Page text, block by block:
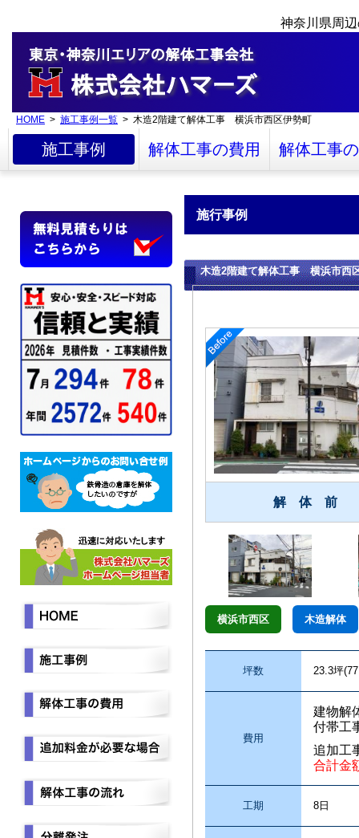
神奈川県周
HOME > 施工事例一覧 > 木造2階建て解体工事 横浜市西区伊勢町
施工事例 解体工事の費用 解体工事
施行事例
木造2階建て解体工事 横浜市西
解 体 前
横浜市西区 木造解体
坪数 23.3坪
費用
建物解
付帯工
追加工
合計金
工期 8日